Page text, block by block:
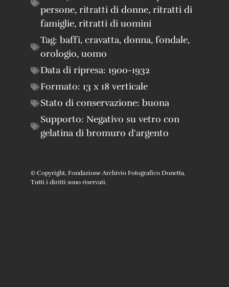
persone, ritratti di donne, ritratti di
famiglie, ritratti di uomini
Tag: baffi, cravatta, donna, fondale,
orologio, uomo
Data di ripresa: 1900-1932
Formato: 13 x 18 verticale
Stato di conservazione: buona
Supporto: Negativo su vetro con
gelatina di bromuro d'argento
© Copyright, Fondazione Archivio Fotografico Donetta.
Tutti i diritti sono riservati.